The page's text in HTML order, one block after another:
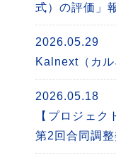
式）の評価」
2026.05.29
Kalnext（カ
2026.05.18
【プロジェ
第2回合同調